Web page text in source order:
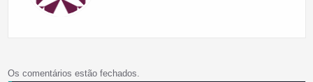
Os comentários estão fechados.